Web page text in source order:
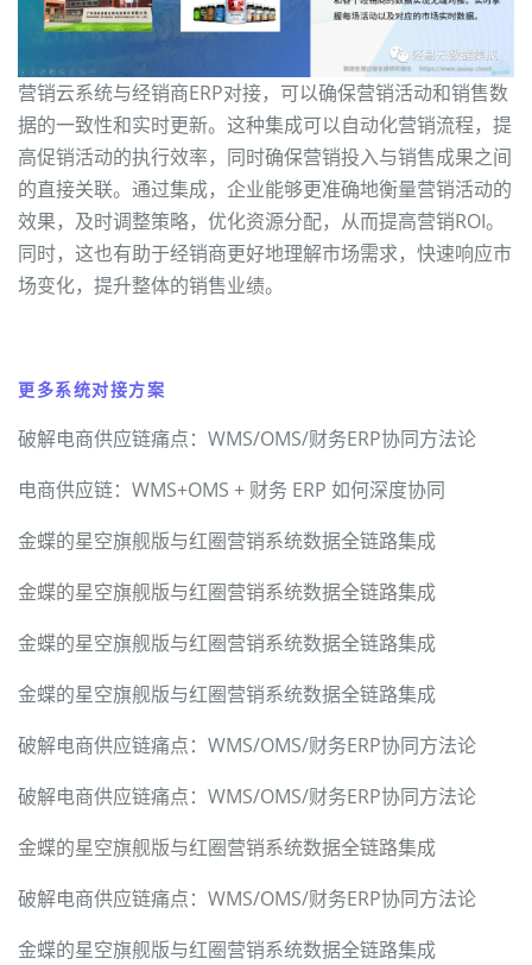
营销云系统与经销商ERP对接，可以确保营销活动和销售数
据的一致性和实时更新。这种集成可以自动化营销流程，提
高促销活动的执行效率，同时确保营销投入与销售成果之间
的直接关联。通过集成，企业能够更准确地衡量营销活动的
效果，及时调整策略，优化资源分配，从而提高营销ROI。
同时，这也有助于经销商更好地理解市场需求，快速响应市
场变化，提升整体的销售业绩。
更多系统对接方案
破解电商供应链痛点：WMS/OMS/财务ERP协同方法论
电商供应链：WMS+OMS + 财务 ERP 如何深度协同
金蝶的星空旗舰版与红圈营销系统数据全链路集成
金蝶的星空旗舰版与红圈营销系统数据全链路集成
金蝶的星空旗舰版与红圈营销系统数据全链路集成
金蝶的星空旗舰版与红圈营销系统数据全链路集成
破解电商供应链痛点：WMS/OMS/财务ERP协同方法论
破解电商供应链痛点：WMS/OMS/财务ERP协同方法论
金蝶的星空旗舰版与红圈营销系统数据全链路集成
破解电商供应链痛点：WMS/OMS/财务ERP协同方法论
金蝶的星空旗舰版与红圈营销系统数据全链路集成